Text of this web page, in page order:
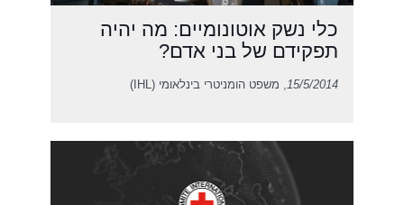
כלי נשק אוטונומיים: מה יהיה
תפקידם של בני אדם?
15/5/2014, משפט הומניטרי בינלאומי (IHL)